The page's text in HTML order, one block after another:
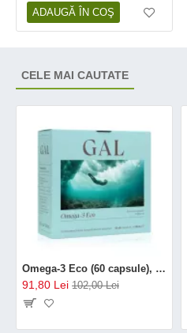
ADAUGĂ ÎN COŞ
CELE MAI CAUTATE
Omega-3 Eco (60 capsule), GAL
91,80 Lei 102,00 Lei